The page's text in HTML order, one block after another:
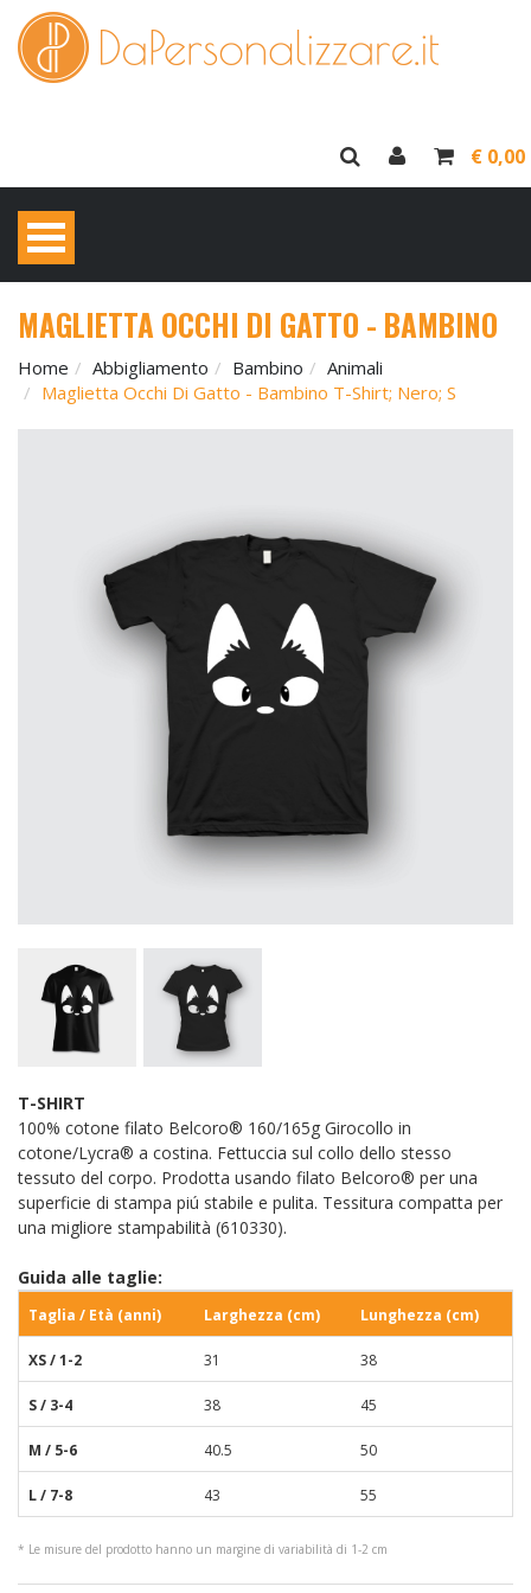
€ 0,00
MAGLIETTA OCCHI DI GATTO - BAMBINO
Home Abbigliamento Bambino
Animali
Maglietta Occhi Di Gatto - Bambino T-Shirt; Nero; S
T-SHIRT
100% cotone filato Belcoro® 160/165g Girocollo in
cotone/Lycra® a costina. Fettuccia sul collo dello stesso
tessuto del corpo. Prodotta usando filato Belcoro® per una
superficie di stampa piú stabile e pulita. Tessitura compatta per
una migliore stampabilità (610330).
Guida alle taglie:
Taglia / Età (anni) Larghezza (cm) Lunghezza (cm)
XS / 1-2 31 38
S / 3-4 38 45
M / 5-6 40.5 50
L / 7-8 43 55
* Le misure del prodotto hanno un margine di variabilità di 1-2 cm